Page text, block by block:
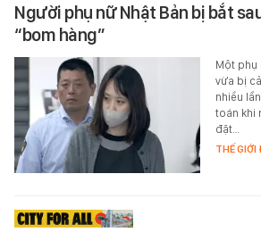
Người phụ nữ Nhật Bản bị bắt
“bom hàng”
Một phụ
vừa bị
nhiều
toán khi
đặt…
THẾ GIỚI